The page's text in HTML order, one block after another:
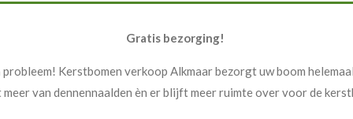
Gratis bezorging!
Kerstbomen verkoop Alkmaar bezorgt uw boom
van dennennaalden èn er blijft meer ruimte over voor de